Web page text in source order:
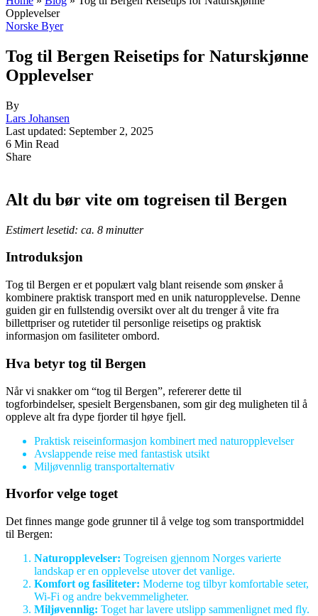
Opplevelser
Norske Byer
Tog til Bergen Reisetips for Naturskjønne
Opplevelser
By
Lars Johansen
Last updated: September 2, 2025
6 Min Read
Share
Alt du bør vite om togreisen til Bergen
Estimert lesetid: ca. 8 minutter
Introduksjon
Tog til Bergen er et populært valg blant reisende som ønsker å
kombinere praktisk transport med en unik naturopplevelse. Denne
guiden gir en fullstendig oversikt over alt du trenger å vite fra
billettpriser og rutetider til personlige reisetips og praktisk
informasjon om fasiliteter ombord.
Hva betyr tog til Bergen
Når vi snakker om “tog til Bergen”, refererer dette til
togforbindelser, spesielt Bergensbanen, som gir deg muligheten til å
oppleve alt fra dype fjorder til høye fjell.
Praktisk reiseinformasjon kombinert med naturopplevelser
Avslappende reise med fantastisk utsikt
Miljøvennlig transportalternativ
Hvorfor velge toget
Det finnes mange gode grunner til å velge tog som transportmiddel
til Bergen:
Naturopplevelser: Togreisen gjennom Norges varierte
landskap er en opplevelse utover det vanlige.
Komfort og fasiliteter: Moderne tog tilbyr komfortable seter,
Wi-Fi og andre bekvemmeligheter.
Miljøvennlig: Toget har lavere utslipp sammenlignet med fly.